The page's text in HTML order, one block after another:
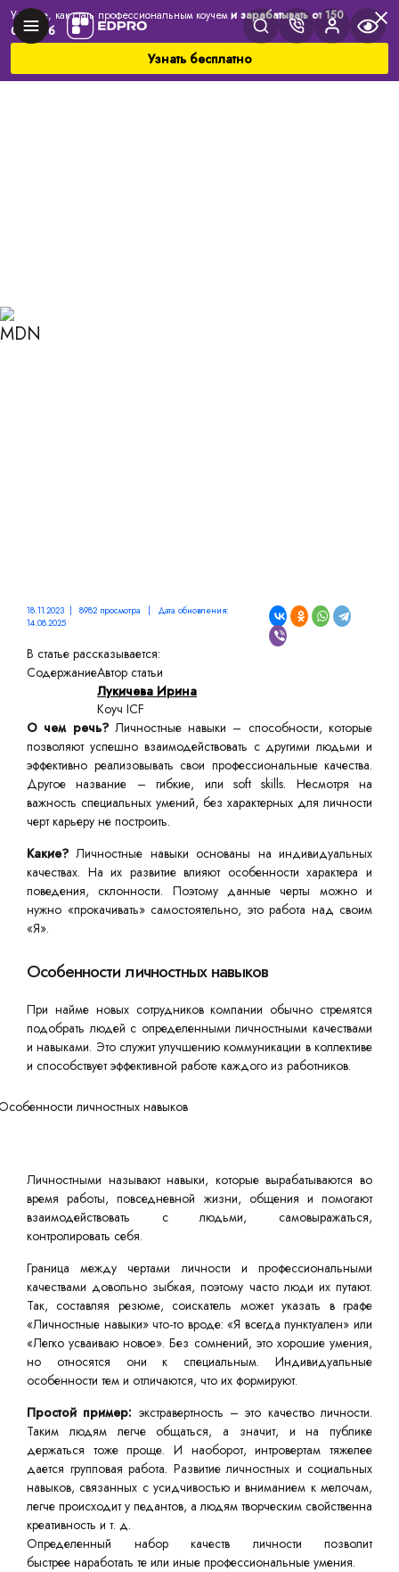
Узнайте, как стать профессиональным коучеми зарабатывать от 150
000 руб
Узнать бесплатно
18.11.2023 | 8982 просмотра | Дата обновления:
14.08.2025
В статье рассказывается:
СодержаниеАвтор статьи
Лукичева Ирина
Коуч ICF
О чем речь?Личностные навыки – способности, которые
позволяют успешно взаимодействовать с другими людьми и
эффективно реализовывать свои профессиональные качества.
Другое название – гибкие, или soft skills. Несмотря на
важность специальных умений, без характерных для личности
черт карьеру не построить.
Какие? Личностные навыки основаны на индивидуальных
качествах. На их развитие влияют особенности характера и
поведения, склонности. Поэтому данные черты можно и
нужно «прокачивать» самостоятельно, это работа над своим
«Я».
Особенности личностных навыков
При найме новых сотрудников компании обычно стремятся
подобрать людей с определенными личностными качествами
и навыками. Это служит улучшению коммуникации в коллективе
и способствует эффективной работе каждого из работников.
Личностными называют навыки, которые вырабатываются во
время работы, повседневной жизни, общения и помогают
взаимодействовать с людьми, самовыражаться,
контролировать себя.
Граница между чертами личности и профессиональными
качествами довольно зыбкая, поэтому часто люди их путают.
Так, составляя резюме, соискатель может указать в графе
«Личностные навыки» что-то вроде: «Я всегда пунктуален» или
«Легко усваиваю новое». Без сомнений, это хорошие умения,
но относятся они к специальным. Индивидуальные
особенности тем и отличаются, что их формируют.
Простой пример: экстравертность – это качество личности.
Таким людям легче общаться, а значит, и на публике
держаться тоже проще. И наоборот, интровертам тяжелее
дается групповая работа. Развитие личностных и социальных
навыков, связанных с усидчивостью и вниманием к мелочам,
легче происходит у педантов, а людям творческим свойственна
креативность и т. д.
Определенный набор качеств личности позволит
быстрее наработать те или иные профессиональные умения.